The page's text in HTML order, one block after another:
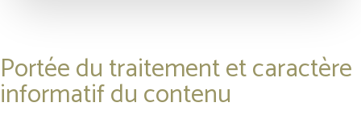
Portée du traitement et caractère
informatif du contenu